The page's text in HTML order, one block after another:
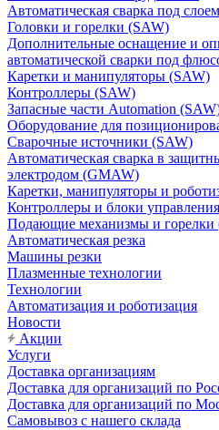
Автоматическая сварка под
Головки и горелки (SAW)
Дополнительные оснащение и
автоматической сварки под
Каретки и манипуляторы (SAW)
Контроллеры (SAW)
Запасные части Automation
Оборудование для
Сварочные источники (SAW)
Автоматическая сварка в
электродом (GMAW)
Каретки, манипуляторы и
Контроллеры и блоки
Подающие механизмы и
Автоматическая резка
Машины резки
Плазменные технологии
Технологии
Автоматизация и роботизация
Новости
Акции
Услуги
Доставка организациям
Доставка для организаций по
Доставка для организаций по
Самовывоз с нашего склада